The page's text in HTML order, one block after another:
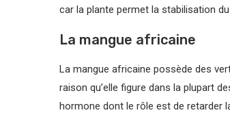
car la plante permet la stabilisation
La mangue africaine
La mangue africaine possède des
raison qu’elle figure dans la plupart
hormone dont le rôle est de retarder